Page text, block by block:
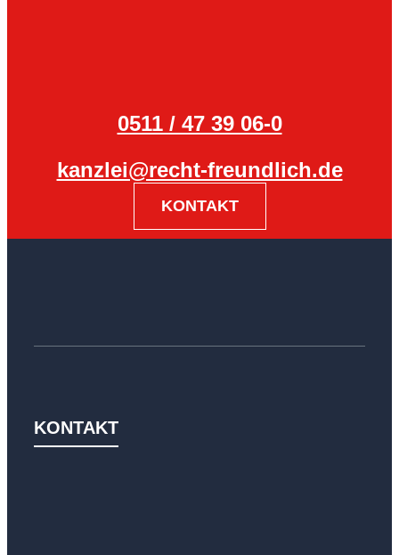
0511 / 47 39 06-0
kanzlei@recht-freundlich.de
KONTAKT
KONTAKT